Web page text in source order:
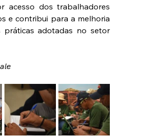
acesso dos trabalhadores
e contribui para a melhoria
práticas adotadas no setor